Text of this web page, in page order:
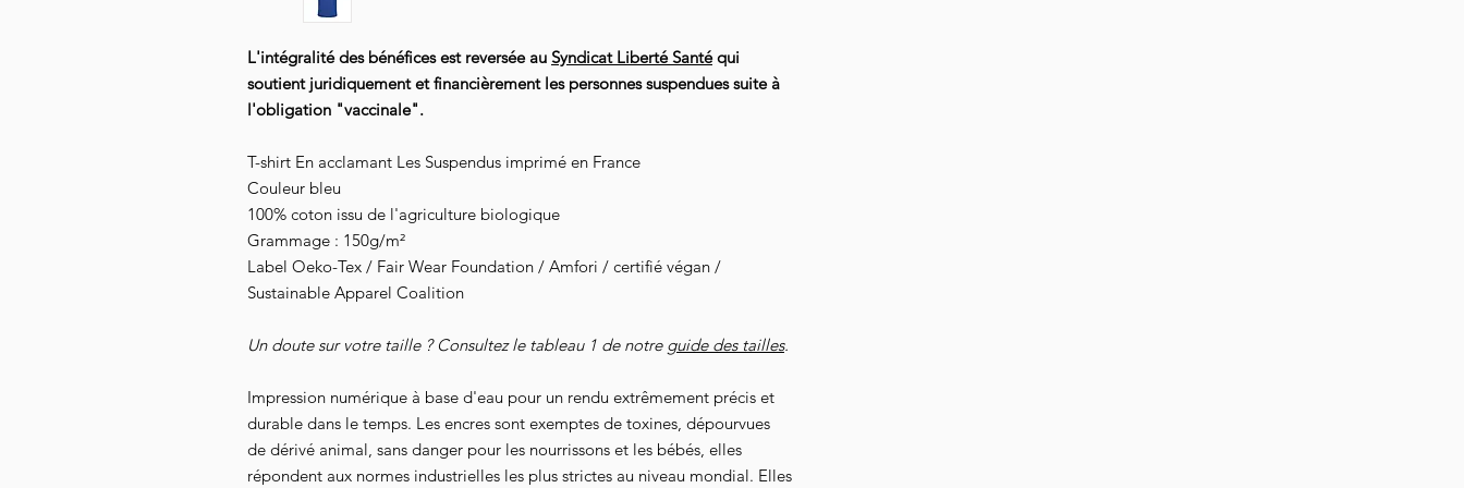
L'intégralité des bénéfices est reversée au Syndicat Liberté Santéqui
soutient juridiquement et financièrement les personnes suspendues suite à
l'obligation "vaccinale".
T-shirt En acclamant Les Suspendus imprimé en France
Couleur bleu
100% coton issu de l'agriculture biologique
Grammage : 150g/m²
Label Oeko-Tex / Fair Wear Foundation / Amfori / certifié végan /
Sustainable Apparel Coalition
Un doute sur votre taille ? Consultez le tableau 1 de notre guide des tailles.
Impression numérique à base d'eau pour un rendu extrêmement précis et
durable dans le temps. Les encres sont exemptes de toxines, dépourvues
de dérivé animal, sans danger pour les nourrissons et les bébés, elles
répondent aux normes industrielles les plus strictes au niveau mondial. Elles